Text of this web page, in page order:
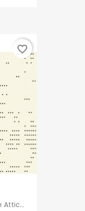
Attic...
favorite_border